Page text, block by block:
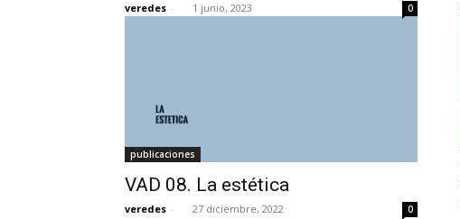
veredes - 1 junio, 2023 0
publicaciones
VAD 08. La estética
veredes - 27 diciembre, 2022 0